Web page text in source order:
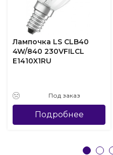
Лампочка LS CLB40
4W/840 230VFILCL
E1410X1RU
Под заказ
Подробнее